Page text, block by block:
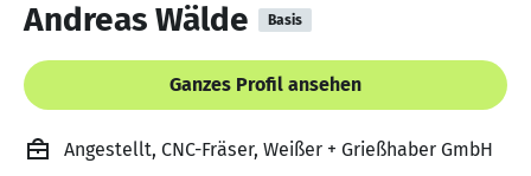
Andreas Wälde Basis
Ganzes Profil ansehen
Angestellt, CNC-Fräser, Weißer + Grießhaber GmbH